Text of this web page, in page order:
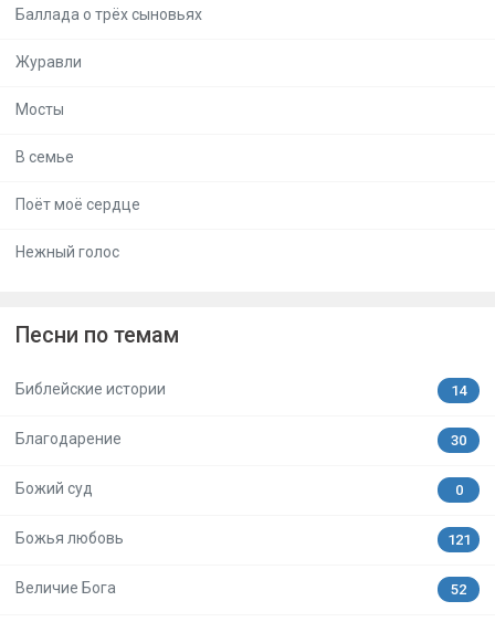
Баллада о трёх сыновьях
Журавли
Мосты
В семье
Поёт моё сердце
Нежный голос
Песни по темам
Библейские истории 14
Благодарение 30
Божий суд 0
Божья любовь 121
Величие Бога 52